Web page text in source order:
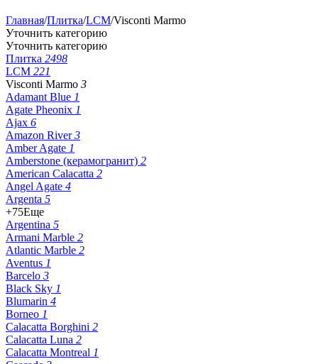
Главная/Плитка/LCM/Visconti Marmo
Уточнить категорию
Уточнить категорию
Плитка 2498
LCM 221
Visconti Marmo 3
Adamant Blue 1
Agate Pheonix 1
Ajax 6
Amazon River3
Amber Agate 1
Amberstone (керамогранит) 2
American Calacatta 2
Angel Agate 4
Argenta 5
+75Еще
Argentina 5
Armani Marble 2
Atlantic Marble 2
Aventus 1
Barcelo 3
Black Sky 1
Blumarin 4
Borneo 1
Calacatta Borghini 2
Calacatta Luna 2
Calacatta Montreal 1